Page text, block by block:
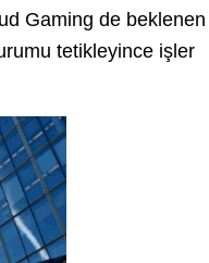
Gaming de beklenen
tetikleyince işler